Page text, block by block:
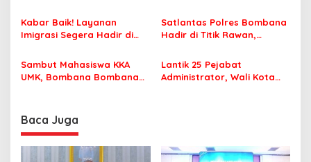
s
Jamaah Tetap Sehat dan
Nyaman Beribadah
Korupsi Jembatan Cirauci II
Kabar Baik! Layanan
Imigrasi Segera Hadir di
Perlu Lagi ke Kendari
Satlantas Polres Bombana
Hadir di Titik Rawan,
Sekolah dengan Aman
Sambut Mahasiswa KKA
UMK, Bombana Bombana
Lantik 25 Pejabat
Administrator, Wali Kota
Baca Juga